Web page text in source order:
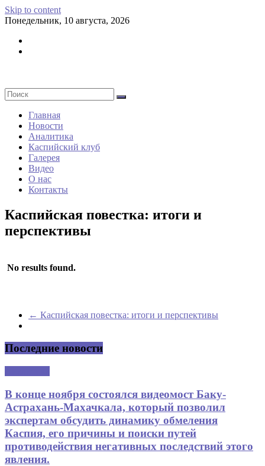
Skip to content
Понедельник, 10 августа, 2026
Главная
Новости
Аналитика
Каспийский клуб
Галерея
Видео
О нас
Контакты
Каспийская повестка: итоги и
перспективы
No results found.
← Каспийская повестка: итоги и перспективы
Последние новости
В конце ноября состоялся видеомост Баку-
Астрахань-Махачкала, который позволил
экспертам обсудить динамику обмеления
Каспия, его причины и поиски путей
противодействия негативных последствий этого
явления.